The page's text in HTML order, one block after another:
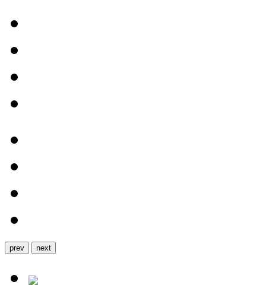
prev next